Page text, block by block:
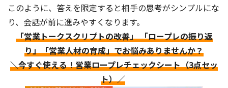
このように、答えを限定すると相手の思考がシンプルにな
り、会話が前に進みやすくなります。
「営業トークスクリプトの改善」 「ロープレの振り返
り」「営業人材の育成」でお悩みありませんか？
＼今すぐ使える！営業ロープレチェックシート（3点セッ
ト）／